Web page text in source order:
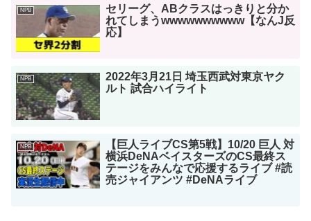
NPB
セリーグ、ABクラスはっきりと分か
れてしまうwwwwwwwwww【なんJ反
応】
NPB
2022年3月21日 埼玉西武対東京ヤク
ルト 試合ハイライト
NPB
【巨人ライブCS第5戦】10/20 巨人 対
横浜DeNAベイスターズのCS最終ス
テージをみんなで応援するライブ #読
売ジャイアンツ #DeNAライブ